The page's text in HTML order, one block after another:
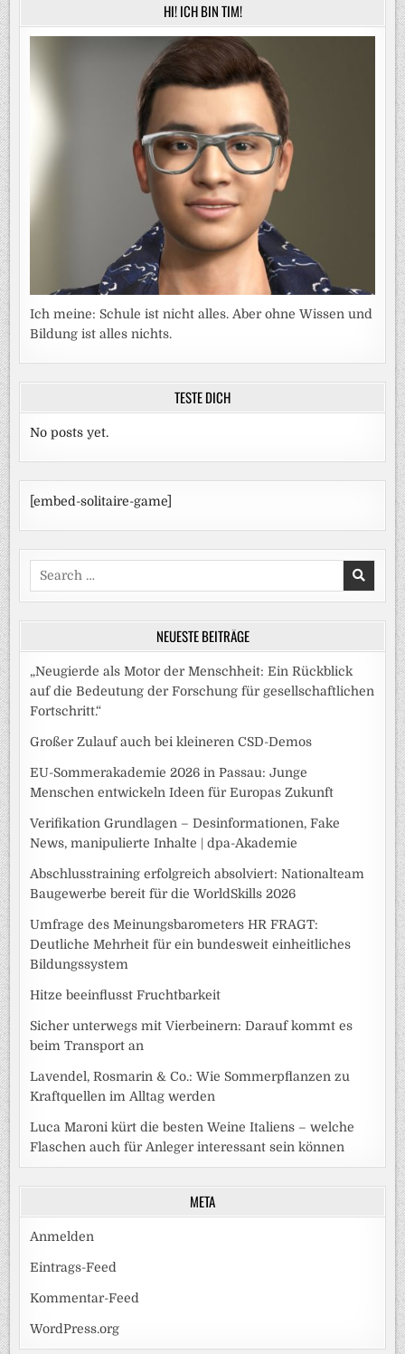
HI! ICH BIN TIM!
Ich meine: Schule ist nicht alles. Aber ohne Wissen und
Bildung ist alles nichts.
TESTE DICH
No posts yet.
[embed-solitaire-game]
Search
for:
NEUESTE BEITRÄGE
„Neugierde als Motor der Menschheit: Ein Rückblick
auf die Bedeutung der Forschung für gesellschaftlichen
Fortschritt.“
Großer Zulauf auch bei kleineren CSD-Demos
EU-Sommerakademie 2026 in Passau: Junge
Menschen entwickeln Ideen für Europas Zukunft
Verifikation Grundlagen – Desinformationen, Fake
News, manipulierte Inhalte | dpa-Akademie
Abschlusstraining erfolgreich absolviert: Nationalteam
Baugewerbe bereit für die WorldSkills 2026
Umfrage des Meinungsbarometers HR FRAGT:
Deutliche Mehrheit für ein bundesweit einheitliches
Bildungssystem
Hitze beeinflusst Fruchtbarkeit
Sicher unterwegs mit Vierbeinern: Darauf kommt es
beim Transport an
Lavendel, Rosmarin & Co.: Wie Sommerpflanzen zu
Kraftquellen im Alltag werden
Luca Maroni kürt die besten Weine Italiens – welche
Flaschen auch für Anleger interessant sein können
META
Anmelden
Eintrags-Feed
Kommentar-Feed
WordPress.org